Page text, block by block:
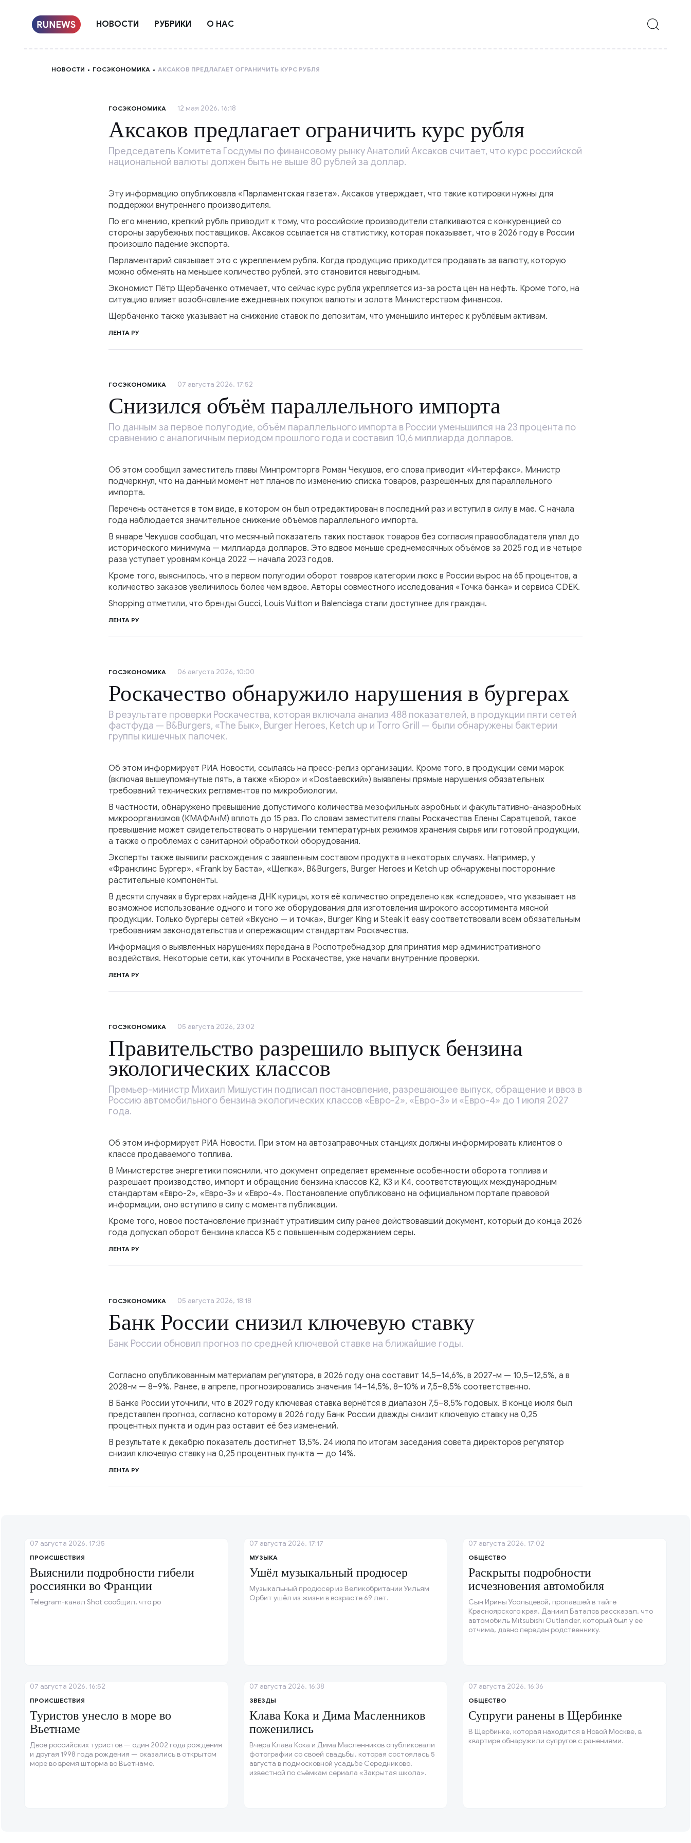
НОВОСТИ РУБРИКИ О НАС
НОВОСТИ ГОСЭКОНОМИКА АКСАКОВ ПРЕДЛАГАЕТ ОГРАНИЧИТЬ КУРС РУБЛЯ
ГОСЭКОНОМИКА 12 мая 2026, 16:18
Аксаков предлагает ограничить курс рубля
Председатель Комитета Госдумы по финансовому рынку Анатолий Аксаков считает, что курс российской
национальной валюты должен быть не выше 80 рублей за доллар.
Эту информацию опубликовала «Парламентская газета». Аксаков утверждает, что такие котировки нужны для
поддержки внутреннего производителя.
По его мнению, крепкий рубль приводит к тому, что российские производители сталкиваются с конкуренцией со
стороны зарубежных поставщиков. Аксаков ссылается на статистику, которая показывает, что в 2026 году в России
произошло падение экспорта.
Парламентарий связывает это с укреплением рубля. Когда продукцию приходится продавать за валюту, которую
можно обменять на меньшее количество рублей, это становится невыгодным.
Экономист Пётр Щербаченко отмечает, что сейчас курс рубля укрепляется из-за роста цен на нефть. Кроме того, на
ситуацию влияет возобновление ежедневных покупок валюты и золота Министерством финансов.
Щербаченко также указывает на снижение ставок по депозитам, что уменьшило интерес к рублёвым активам.
ЛЕНТА РУ
ГОСЭКОНОМИКА 07 августа 2026, 17:52
Снизился объём параллельного импорта
По данным за первое полугодие, объём параллельного импорта в России уменьшился на 23 процента по
сравнению с аналогичным периодом прошлого года и составил 10,6 миллиарда долларов.
Об этом сообщил заместитель главы Минпромторга Роман Чекушов, его слова приводит «Интерфакс». Министр
подчеркнул, что на данный момент нет планов по изменению списка товаров, разрешённых для параллельного
импорта.
Перечень останется в том виде, в котором он был отредактирован в последний раз и вступил в силу в мае. С начала
года наблюдается значительное снижение объёмов параллельного импорта.
В январе Чекушов сообщал, что месячный показатель таких поставок товаров без согласия правообладателя упал до
исторического минимума — миллиарда долларов. Это вдвое меньше среднемесячных объёмов за 2025 год и в четыре
раза уступает уровням конца 2022 — начала 2023 годов.
Кроме того, выяснилось, что в первом полугодии оборот товаров категории люкс в России вырос на 65 процентов, а
количество заказов увеличилось более чем вдвое. Авторы совместного исследования «Точка банка» и сервиса CDEK.
Shopping отметили, что бренды Gucci, Louis Vuitton и Balenciaga стали доступнее для граждан.
ЛЕНТА РУ
ГОСЭКОНОМИКА 06 августа 2026, 10:00
Роскачество обнаружило нарушения в бургерах
В результате проверки Роскачества, которая включала анализ 488 показателей, в продукции пяти сетей
фастфуда — B&Burgers, «The Бык», Burger Heroes, Ketch up и Torro Grill — были обнаружены бактерии
группы кишечных палочек.
Об этом информирует РИА Новости, ссылаясь на пресс-релиз организации. Кроме того, в продукции семи марок
(включая вышеупомянутые пять, а также «Бюро» и «Dostaевский») выявлены прямые нарушения обязательных
требований технических регламентов по микробиологии.
В частности, обнаружено превышение допустимого количества мезофильных аэробных и факультативно-анаэробных
микроорганизмов (КМАФАнМ) вплоть до 15 раз. По словам заместителя главы Роскачества Елены Саратцевой, такое
превышение может свидетельствовать о нарушении температурных режимов хранения сырья или готовой продукции,
а также о проблемах с санитарной обработкой оборудования.
Эксперты также выявили расхождения с заявленным составом продукта в некоторых случаях. Например, у
«Франклинс Бургер», «Frank by Баста», «Щепка», B&Burgers, Burger Heroes и Ketch up обнаружены посторонние
растительные компоненты.
В десяти случаях в бургерах найдена ДНК курицы, хотя её количество определено как «следовое», что указывает на
возможное использование одного и того же оборудования для изготовления широкого ассортимента мясной
продукции. Только бургеры сетей «Вкусно — и точка», Burger King и Steak it easy соответствовали всем обязательным
требованиям законодательства и опережающим стандартам Роскачества.
Информация о выявленных нарушениях передана в Роспотребнадзор для принятия мер административного
воздействия. Некоторые сети, как уточнили в Роскачестве, уже начали внутренние проверки.
ЛЕНТА РУ
ГОСЭКОНОМИКА 05 августа 2026, 23:02
Правительство разрешило выпуск бензина
экологических классов
Премьер-министр Михаил Мишустин подписал постановление, разрешающее выпуск, обращение и ввоз в
Россию автомобильного бензина экологических классов «Евро-2», «Евро-3» и «Евро-4» до 1 июля 2027
года.
Об этом информирует РИА Новости. При этом на автозаправочных станциях должны информировать клиентов о
классе продаваемого топлива.
В Министерстве энергетики пояснили, что документ определяет временные особенности оборота топлива и
разрешает производство, импорт и обращение бензина классов К2, К3 и К4, соответствующих международным
стандартам «Евро-2», «Евро-3» и «Евро-4». Постановление опубликовано на официальном портале правовой
информации, оно вступило в силу с момента публикации.
Кроме того, новое постановление признаёт утратившим силу ранее действовавший документ, который до конца 2026
года допускал оборот бензина класса К5 с повышенным содержанием серы.
ЛЕНТА РУ
ГОСЭКОНОМИКА 05 августа 2026, 18:18
Банк России снизил ключевую ставку
Банк России обновил прогноз по средней ключевой ставке на ближайшие годы.
Согласно опубликованным материалам регулятора, в 2026 году она составит 14,5–14,6%, в 2027-м — 10,5–12,5%, а в
2028-м — 8–9%. Ранее, в апреле, прогнозировались значения 14–14,5%, 8–10% и 7,5–8,5% соответственно.
В Банке России уточнили, что в 2029 году ключевая ставка вернётся в диапазон 7,5–8,5% годовых. В конце июля был
представлен прогноз, согласно которому в 2026 году Банк России дважды снизит ключевую ставку на 0,25
процентных пункта и один раз оставит её без изменений.
В результате к декабрю показатель достигнет 13,5%. 24 июля по итогам заседания совета директоров регулятор
снизил ключевую ставку на 0,25 процентных пункта — до 14%.
ЛЕНТА РУ
ПРОИСШЕСТВИЯ
Выяснили подробности гибели
россиянки во Франции
Telegram-канал Shot сообщил, что ро
07 августа 2026, 17:35
МУЗЫКА
Ушёл музыкальный продюсер
Музыкальный продюсер из Великобритании Уильям
Орбит ушёл из жизни в возрасте 69 лет.
07 августа 2026, 17:17
ОБЩЕСТВО
Раскрыты подробности
исчезновения автомобиля
Сын Ирины Усольцевой, пропавшей в тайге
Красноярского края, Даниил Баталов рассказал, что
автомобиль Mitsubishi Outlander, который был у её
отчима, давно передан родственнику.
07 августа 2026, 17:02
ПРОИСШЕСТВИЯ
Туристов унесло в море во
Вьетнаме
Двое российских туристов — один 2002 года рождения
и другая 1998 года рождения — оказались в открытом
море во время шторма во Вьетнаме.
07 августа 2026, 16:52
ЗВЕЗДЫ
Клава Кока и Дима Масленников
поженились
Вчера Клава Кока и Дима Масленников опубликовали
фотографии со своей свадьбы, которая состоялась 5
августа в подмосковной усадьбе Середниково,
известной по съёмкам сериала «Закрытая школа».
07 августа 2026, 16:38
ОБЩЕСТВО
Супруги ранены в Щербинке
В Щербинке, которая находится в Новой Москве, в
квартире обнаружили супругов с ранениями.
07 августа 2026, 16:36